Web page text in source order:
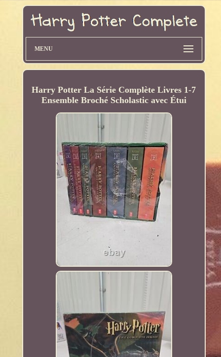
MENU
Harry Potter La Série Complète Livres 1-7
Ensemble Broché Scholastic avec Étui